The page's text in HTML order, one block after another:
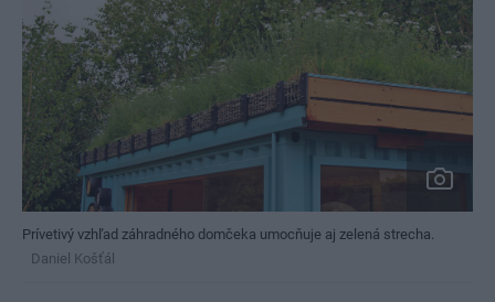
Prívetivý vzhľad záhradného domčeka umocňuje aj zelená strecha.
Daniel Košťál